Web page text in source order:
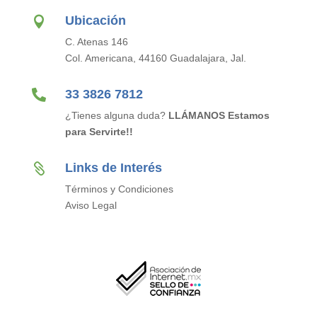
 Ubicación
C. Atenas 146
Col. Americana, 44160 Guadalajara, Jal.
 33 3826 7812
¿Tienes alguna duda? LLÁMANOS Estamos
para Servirte!!
 Links de Interés
Términos y Condiciones
Aviso Legal